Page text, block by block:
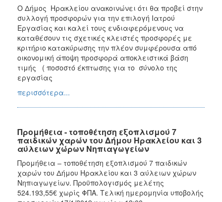
Ο Δήμος Ηρακλείου ανακοινώνει ότι θα προβεί στην
συλλογή προσφορών για την επιλογή Ιατρού
Εργασίας και καλεί τους ενδιαφερόμενους να
καταθέσουν τις σχετικές κλειστές προσφορές με
κριτήριο κατακύρωσης την πλέον συμφέρουσα από
οικονομική άποψη προσφορά αποκλειστικά βάση
τιμής ( ποσοστό έκπτωσης για το σύνολο της
εργασίας
περισσότερα...
Προμήθεια - τοποθέτηση εξοπλισμού 7
παιδικών χαρών του Δήμου Ηρακλείου και 3
αύλειων χώρων Νηπιαγωγείων
Προμήθεια – τοποθέτηση εξοπλισμού 7 παιδικών
χαρών του Δήμου Ηρακλείου και 3 αύλειων χώρων
Νηπιαγωγείων. Προϋπολογισμός μελέτης
524.193,55€ χωρίς ΦΠΑ. Τελική ημερομηνία υποβολής